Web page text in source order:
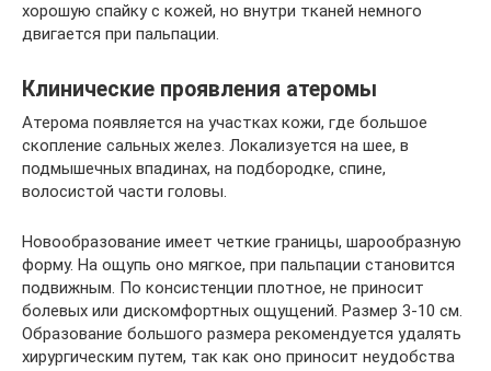
хорошую спайку с кожей, но внутри тканей немного
двигается при пальпации.
Клинические проявления атеромы
Атерома появляется на участках кожи, где большое
скопление сальных желез. Локализуется на шее, в
подмышечных впадинах, на подбородке, спине,
волосистой части головы.
Новообразование имеет четкие границы, шарообразную
форму. На ощупь оно мягкое, при пальпации становится
подвижным. По консистенции плотное, не приносит
болевых или дискомфортных ощущений. Размер 3-10 см.
Образование большого размера рекомендуется удалять
хирургическим путем, так как оно приносит неудобства